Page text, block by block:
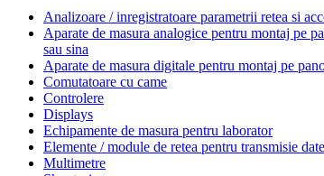
Analizoare / inregistratoare parametrii retea si
Aparate de masura analogice pentru montaj pe
sau sina
Aparate de masura digitale pentru montaj pe
Comutatoare cu came
Controlere
Displays
Echipamente de masura pentru laborator
Elemente / module de retea pentru transmisie date
Multimetre